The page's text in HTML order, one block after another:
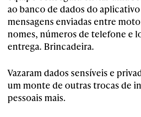
ao banco de dados do
mensagens enviadas entre
nomes, números de telefone e
entrega. Brincadeira.
Vazaram dados sensíveis e
um monte de outras trocas de
pessoais mais.